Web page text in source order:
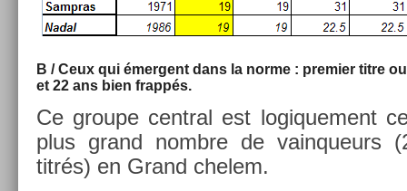
B / Ceux qui émer­gent dans la norme : pre­mi­er titre
et 22 ans bien frappés.
Ce groupe centr­al est logique­ment
plus grand nombre de vain­queurs
titrés) en Grand chelem.